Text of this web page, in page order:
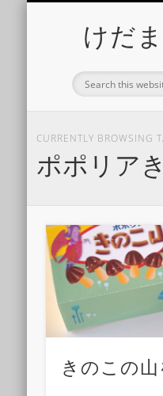
けだ
CURRENTLY BROWSING
ポポリア
きのこの